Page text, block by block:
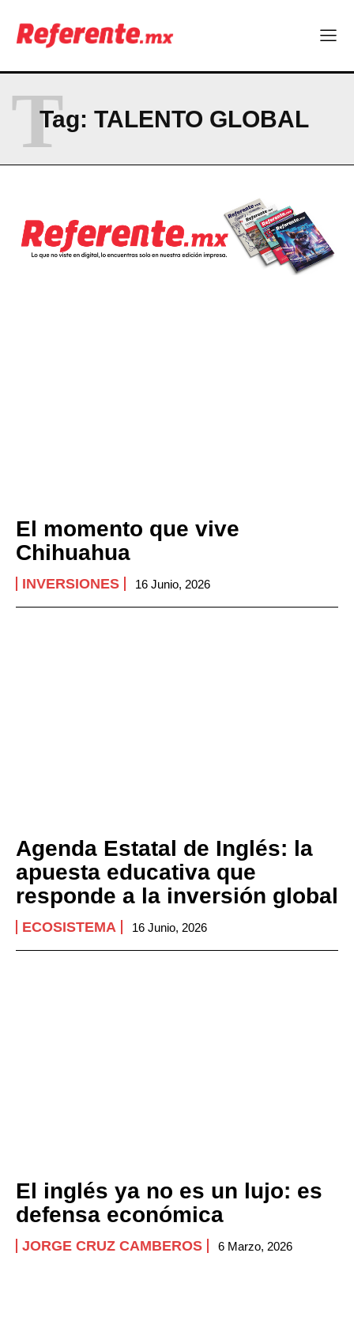
Tag: TALENTO GLOBAL
T
El momento que vive
Chihuahua
INVERSIONES 16 Junio, 2026
Agenda Estatal de Inglés: la
apuesta educativa que
responde a la inversión global
ECOSISTEMA 16 Junio, 2026
El inglés ya no es un lujo: es
defensa económica
JORGE CRUZ CAMBEROS 6 Marzo, 2026